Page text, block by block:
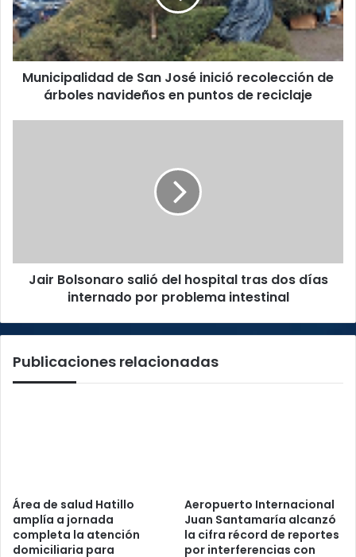
recolección
de
árboles
navideños
en
puntos
Municipalidad de San José inició recolección de
árboles navideños en puntos de reciclaje
internado
Jair Bolsonaro salió del hospital tras dos días
internado por problema intestinal
Publicaciones relacionadas
Área de salud Hatillo
amplía a jornada
completa la atención
domiciliaria para
Aeropuerto Internacional
Juan Santamaría alcanzó
la cifra récord de reportes
por interferencias con